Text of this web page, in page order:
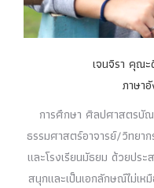
เจนจิรา คุณ
ภาษา
การศึกษา ศิลปศาสตรบัณ
ธรรมศาสตร์อาจารย์/วิทยา
และโรงเรียนมัธยม ด้วยปร
สนุกและเป็นเอกลักษณ์ไม่เห